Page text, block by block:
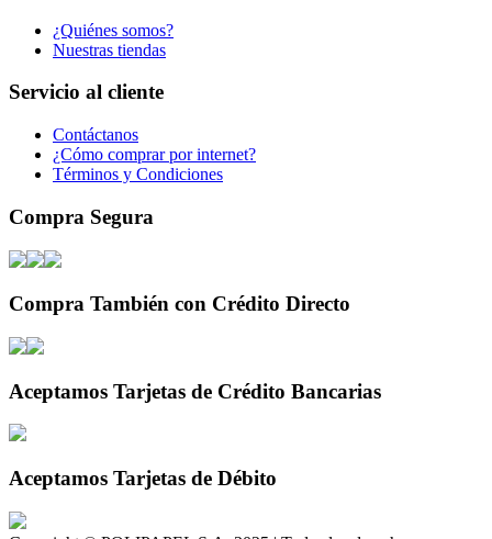
¿Quiénes somos?
Nuestras tiendas
Servicio al cliente
Contáctanos
¿Cómo comprar por internet?
Términos y Condiciones
Compra Segura
Compra También con Crédito Directo
Aceptamos Tarjetas de Crédito Bancarias
Aceptamos Tarjetas de Débito